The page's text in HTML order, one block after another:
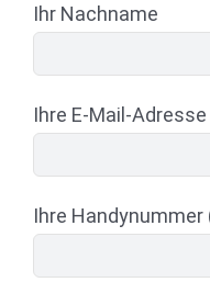
Ihr Nachname
Ihre E-Mail-Adresse
Ihre